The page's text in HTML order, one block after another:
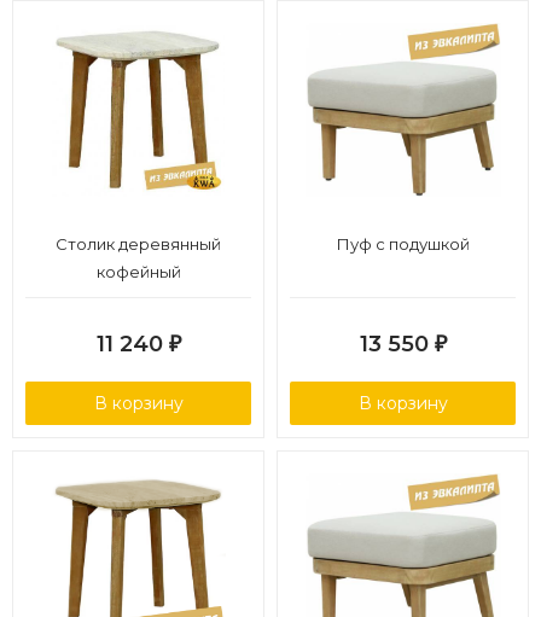
Столик деревянный
кофейный
11 240 ₽
В корзину
Пуф с подушкой
13 550 ₽
В корзину